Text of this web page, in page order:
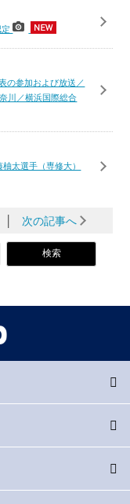
定
の参加および放送／
川／横浜国際総合
太選手（専修大）
│ 次の記事へ